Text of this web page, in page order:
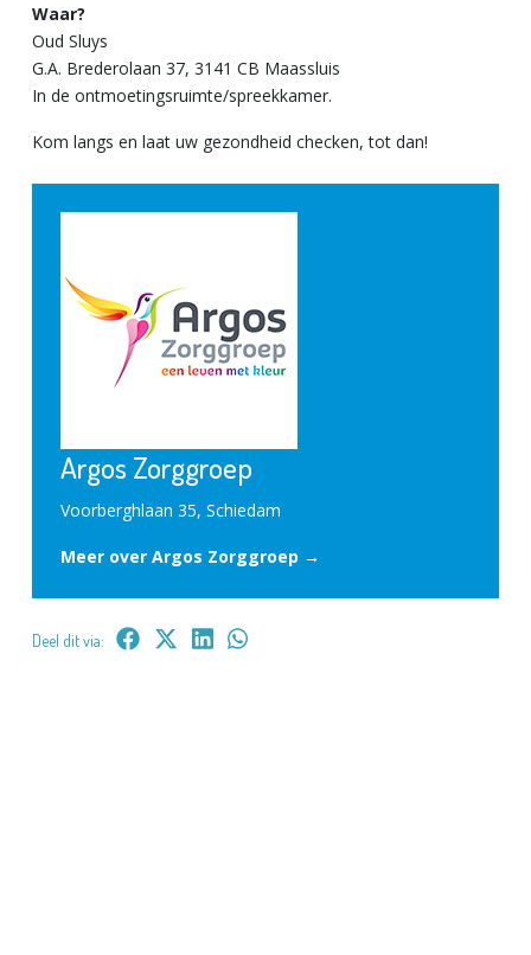
Waar?
Oud Sluys
G.A. Brederolaan 37, 3141 CB Maassluis
In de ontmoetingsruimte/spreekkamer.
Kom langs en laat uw gezondheid checken, tot dan!
Argos Zorggroep
Voorberghlaan 35, Schiedam
Meer over Argos Zorggroep →
Deel dit via: